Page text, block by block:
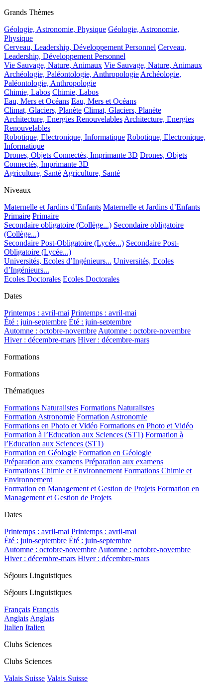
Grands Thèmes
Géologie, Astronomie, Physique Géologie, Astronomie,
Physique
Cerveau, Leadership, Développement Personnel Cerveau,
Leadership, Développement Personnel
Vie Sauvage, Nature, Animaux Vie Sauvage, Nature, Animaux
Archéologie, Paléontologie, Anthropologie Archéologie,
Paléontologie, Anthropologie
Chimie, Labos Chimie, Labos
Eau, Mers et Océans Eau, Mers et Océans
Climat, Glaciers, Planète Climat, Glaciers, Planète
Architecture, Energies Renouvelables Architecture, Energies
Renouvelables
Robotique, Electronique, Informatique Robotique, Electronique,
Informatique
Drones, Objets Connectés, Imprimante 3D Drones, Objets
Connectés, Imprimante 3D
Agriculture, Santé Agriculture, Santé
Niveaux
Maternelle et Jardins d’Enfants Maternelle et Jardins d’Enfants
Primaire Primaire
Secondaire obligatoire (Collège...) Secondaire obligatoire
(Collège...)
Secondaire Post-Obligatoire (Lycée...) Secondaire Post-
Obligatoire (Lycée...)
Universités, Ecoles d’Ingénieurs... Universités, Ecoles
d’Ingénieurs...
Ecoles Doctorales Ecoles Doctorales
Dates
Printemps : avril-mai Printemps : avril-mai
Été : juin-septembre Été : juin-septembre
Automne : octobre-novembre Automne : octobre-novembre
Hiver : décembre-mars Hiver : décembre-mars
Formations
Formations
Thématiques
Formations Naturalistes Formations Naturalistes
Formation Astronomie Formation Astronomie
Formations en Photo et Vidéo Formations en Photo et Vidéo
Formation à l’Education aux Sciences (ST1) Formation à
l’Education aux Sciences (ST1)
Formation en Géologie Formation en Géologie
Préparation aux examens Préparation aux examens
Formations Chimie et Environnement Formations Chimie et
Environnement
Formation en Management et Gestion de Projets Formation en
Management et Gestion de Projets
Dates
Printemps : avril-mai Printemps : avril-mai
Été : juin-septembre Été : juin-septembre
Automne : octobre-novembre Automne : octobre-novembre
Hiver : décembre-mars Hiver : décembre-mars
Séjours Linguistiques
Séjours Linguistiques
Français Français
Anglais Anglais
Italien Italien
Clubs Sciences
Clubs Sciences
Valais Suisse Valais Suisse